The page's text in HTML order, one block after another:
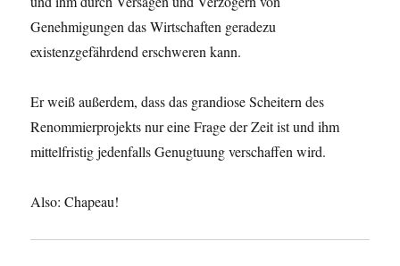
Genehmigungen das Wirtschaften geradezu
existenzgefährdend erschweren kann.
Er weiß außerdem, dass das grandiose Scheitern des
Renommierprojekts nur eine Frage der Zeit ist und ihm
mittelfristig jedenfalls Genugtuung verschaffen wird.
Also: Chapeau!